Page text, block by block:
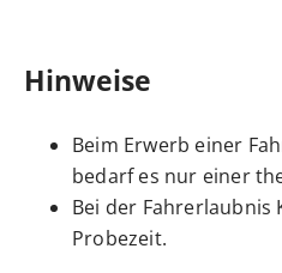
Hinweise
Beim Erwerb einer
bedarf es nur einer
Bei der Fahrerlaubnis
Probezeit.